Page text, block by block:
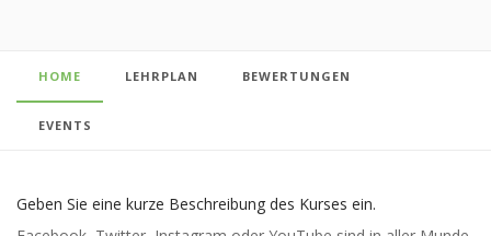
HOME LEHRPLAN BEWERTUNGEN
EVENTS
Geben Sie eine kurze Beschreibung des Kurses ein.